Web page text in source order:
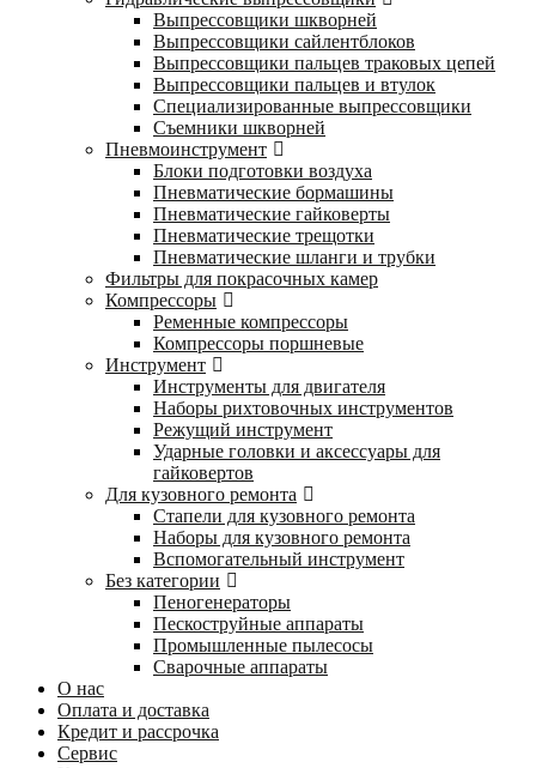
Выпрессовщики шкворней
Выпрессовщики сайлентблоков
Выпрессовщики пальцев траковых цепей
Выпрессовщики пальцев и втулок
Специализированные выпрессовщики
Cъемники шкворней
Пневмоинструмент
Блоки подготовки воздуха
Пневматические бормашины
Пневматические гайковерты
Пневматические трещотки
Пневматические шланги и трубки
Фильтры для покрасочных камер
Компрессоры
Ременные компрессоры
Компрессоры поршневые
Инструмент
Инструменты для двигателя
Наборы рихтовочных инструментов
Режущий инструмент
Ударные головки и аксессуары для
гайковертов
Для кузовного ремонта
Стапели для кузовного ремонта
Наборы для кузовного ремонта
Вспомогательный инструмент
Без категории
Пеногенераторы
Пескоструйные аппараты
Промышленные пылесосы
Сварочные аппараты
О нас
Оплата и доставка
Кредит и рассрочка
Сервис